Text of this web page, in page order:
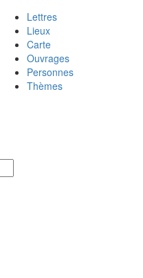
Lettres
Lieux
Carte
Ouvrages
Personnes
Thèmes